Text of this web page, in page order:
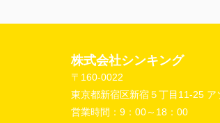
株式会社シンキング
〒160-0022
東京都新宿区新宿５丁目11-25
営業時間： 9：00～18：00